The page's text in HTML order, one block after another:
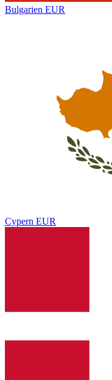
Bulgarien EUR
Cypern EUR